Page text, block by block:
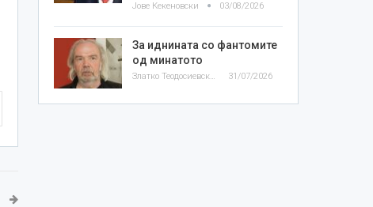
Јове Кекеновски 03/08/2026
За иднината со фантомите
од минатото
Златко Теодосиевски 31/07/2026